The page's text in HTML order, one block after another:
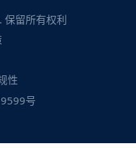
留所有权利
性
号